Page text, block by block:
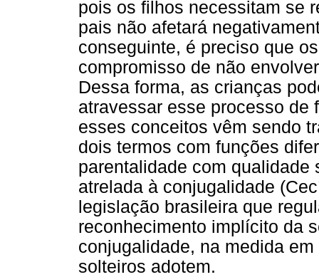
pois os filhos necessitam se
pais não afetará
conseguinte, é preciso que
compromisso de não
Dessa forma, as crianças
atravessar esse processo de
esses conceitos vêm sendo
dois termos com funções
parentalidade com
atrelada à conjugalidade
legislação brasileira que
reconhecimento implícito da
conjugalidade, na medida
solteiros adotem.